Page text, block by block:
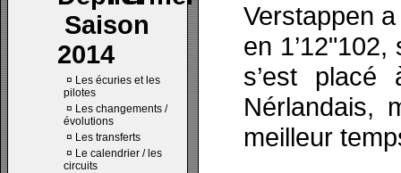
Saison
2014
¤ Les écuries et les
pilotes
¤ Les changements /
évolutions
¤ Les transferts
¤ Le calendrier / les
circuits
Verstappen
en
s’est
Nérlandais,
meilleur